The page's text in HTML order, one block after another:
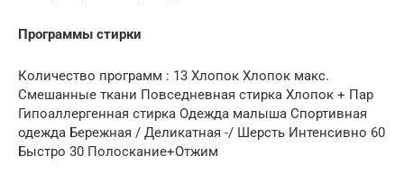
Программы стирки
Количество программ : 13 Хлопок Хлопок макс.
Смешанные ткани Повседневная стирка Хлопок + Пар
Гипоаллергенная стирка Одежда малыша Спортивная
одежда Бережная / Деликатная -/ Шерсть Интенсивно 60
Быстро 30 Полоскание+Отжим